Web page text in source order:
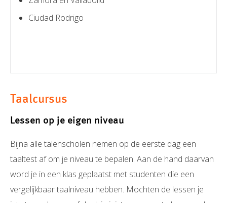
Ciudad Rodrigo
Taalcursus
Lessen op je eigen niveau
Bijna alle talenscholen nemen op de eerste dag een
taaltest af om je niveau te bepalen. Aan de hand daarvan
word je in een klas geplaatst met studenten die een
vergelijkbaar taalniveau hebben. Mochten de lessen je